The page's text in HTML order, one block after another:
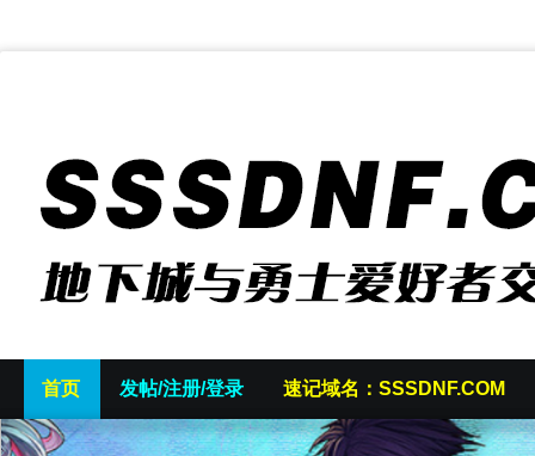
首页 发帖/注册/登录 速记域名：SSSDNF.COM